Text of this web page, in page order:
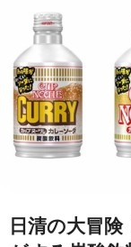
日清の大冒